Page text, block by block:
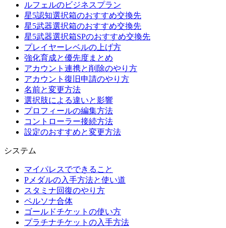
ルフェルのビジネスプラン
星5認知選択箱のおすすめ交換先
星5武器選択箱のおすすめ交換先
星5武器選択箱SPのおすすめ交換先
プレイヤーレベルの上げ方
強化育成と優先度まとめ
アカウント連携と削除のやり方
アカウント復旧申請のやり方
名前と変更方法
選択肢による違いと影響
プロフィールの編集方法
コントローラー接続方法
設定のおすすめと変更方法
システム
マイパレスでできること
Pメダルの入手方法と使い道
スタミナ回復のやり方
ペルソナ合体
ゴールドチケットの使い方
プラチナチケットの入手方法